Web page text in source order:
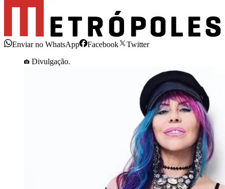
Enviar no WhatsApp Facebook
Twitter
Divulgação.